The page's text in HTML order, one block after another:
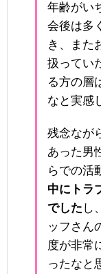
年齢がい
会後は多
き、また
扱ってい
る方の層
なと実感
残念なが
あった男
らでの活
中にトラ
でした し
ッフさん
度が非常
ったなと